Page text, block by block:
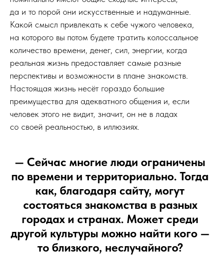
да и то порой они искусственные и надуманные.
Какой смысл привлекать к себе чужого человека,
на которого вы потом будете тратить колоссальное
количество времени, денег, сил, энергии, когда
реальная жизнь предоставляет самые разные
перспективы и возможности в плане знакомств.
Настоящая жизнь несёт гораздо большие
преимущества для адекватного общения и, если
человек этого не видит, значит, он не в ладах
со своей реальностью, в иллюзиях.
— Сейчас многие люди ограничены
по времени и территориально. Тогда
как, благодаря сайту, могут
состояться знакомства в разных
городах и странах. Может среди
другой культуры можно найти кого —
то близкого, неслучайного?